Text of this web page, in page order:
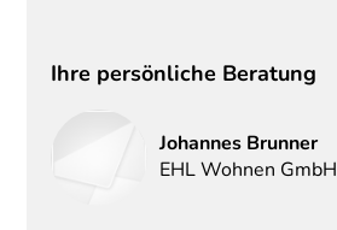
Ihre persönliche Beratung
Johannes Brunner
EHL Wohnen GmbH